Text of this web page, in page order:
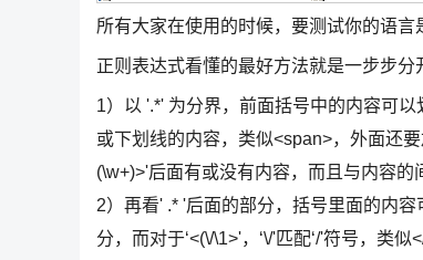
所有大家在使用的时候，要测试你的语言
正则表达式看懂的最好方法就是一步步分
1）以 '.*' 为分界，前面括号中的内容可以
或下划线的内容，类似<span>，外面还
(\w+)>'后面有或没有内容，而且与内容的
2）再看' .* '后面的部分，括号里面的内容
分，而对于‘<(\/\1>'，‘\/'匹配‘/'符号，类